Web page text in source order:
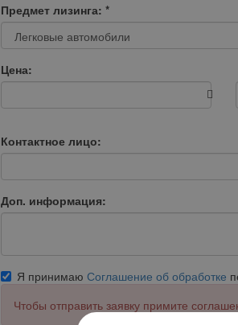
Предмет лизинга: *
Цена:
Контактное лицо:
Доп. информация:
Я принимаю Соглашение об обработке
Чтобы отправить заявку примите